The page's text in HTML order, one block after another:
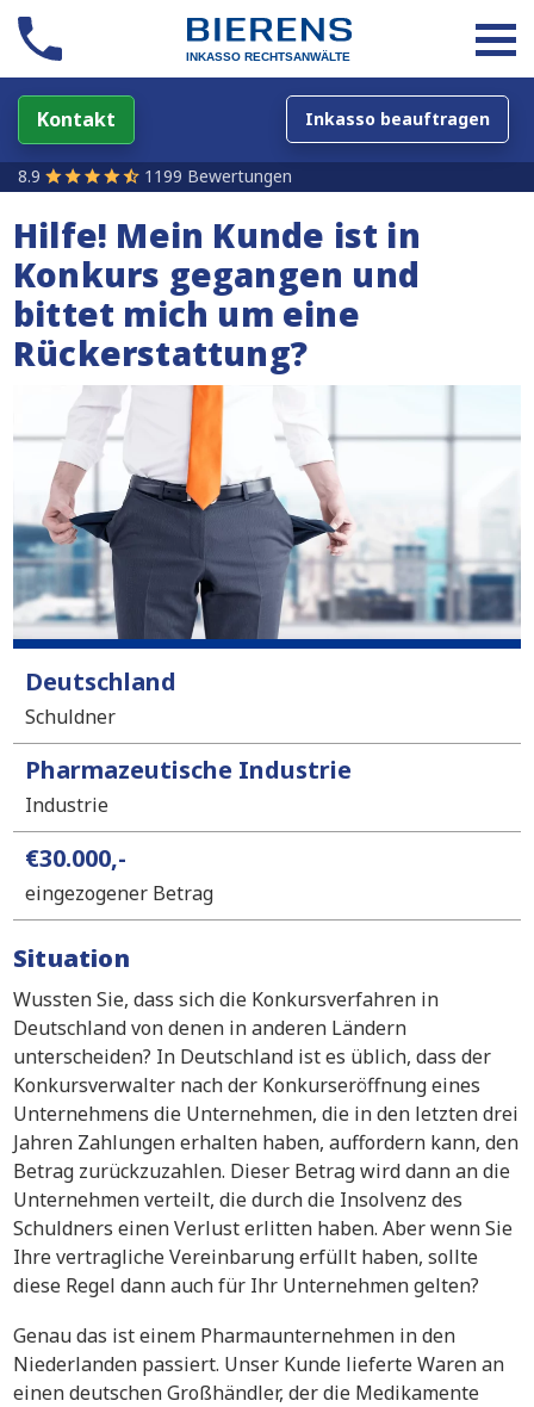
Kontakt Inkasso beauftragen
8.9 1199 Bewertungen
Hilfe! Mein Kunde ist in
Konkurs gegangen und
bittet mich um eine
Rückerstattung?
Deutschland
Schuldner
Pharmazeutische Industrie
Industrie
€30.000,-
eingezogener Betrag
Situation
Wussten Sie, dass sich die Konkursverfahren in
Deutschland von denen in anderen Ländern
unterscheiden? In Deutschland ist es üblich, dass der
Konkursverwalter nach der Konkurseröffnung eines
Unternehmens die Unternehmen, die in den letzten drei
Jahren Zahlungen erhalten haben, auffordern kann, den
Betrag zurückzuzahlen. Dieser Betrag wird dann an die
Unternehmen verteilt, die durch die Insolvenz des
Schuldners einen Verlust erlitten haben. Aber wenn Sie
Ihre vertragliche Vereinbarung erfüllt haben, sollte
diese Regel dann auch für Ihr Unternehmen gelten?
Genau das ist einem Pharmaunternehmen in den
Niederlanden passiert. Unser Kunde lieferte Waren an
einen deutschen Großhändler, der die Medikamente